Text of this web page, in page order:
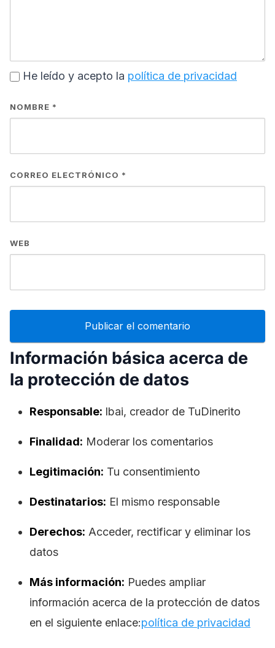
He leído y acepto la política de privacidad
NOMBRE *
CORREO ELECTRÓNICO *
WEB
Información básica acerca de
la protección de datos
Responsable: lbai, creador de TuDinerito
Finalidad: Moderar los comentarios
Legitimación: Tu consentimiento
Destinatarios: El mismo responsable
Derechos: Acceder, rectificar y eliminar los
datos
Más información: Puedes ampliar
información acerca de la protección de datos
en el siguiente enlace:política de privacidad